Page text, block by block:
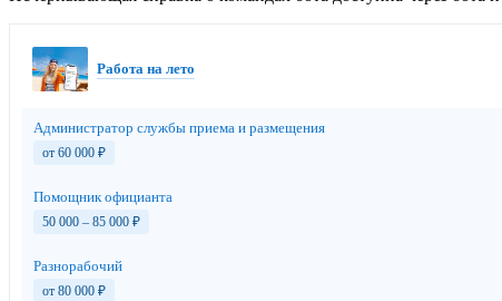
Работа на лето
Администратор службы приема и размещения
от 60 000 ₽
Помощник официанта
50 000 – 85 000 ₽
Разнорабочий
от 80 000 ₽